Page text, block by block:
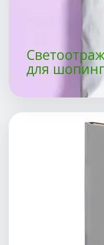
для